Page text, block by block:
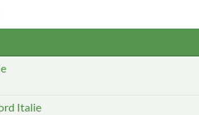
Italie